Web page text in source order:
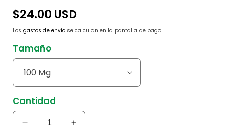
Precio
habitual
$24.00 USD
Los gastos de envío se calculan en la pantalla de pago.
Tamaño
Cantidad